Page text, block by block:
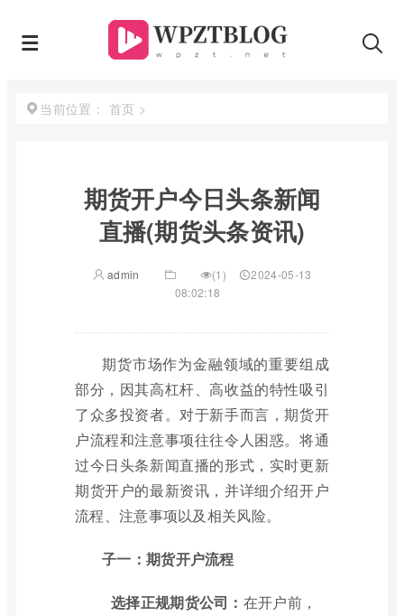
当前位置： 首页 >
期货开户今日头条新闻
直播(期货头条资讯)
admin (1)
2024-05-13
08:02:18
期货市场作为金融领域的重要组成
部分，因其高杠杆、高收益的特性吸引
了众多投资者。对于新手而言，期货开
户流程和注意事项往往令人困惑。将通
过今日头条新闻直播的形式，实时更新
期货开户的最新资讯，并详细介绍开户
流程、注意事项以及相关风险。
子一：期货开户流程
选择正规期货公司： 在开户前，